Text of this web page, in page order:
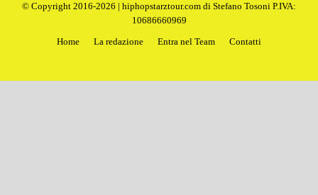
© Copyright 2016-2026 | hiphopstarztour.com di Stefano Tosoni P.IVA:
10686660969
Home
La redazione Entra nel Team Contatti